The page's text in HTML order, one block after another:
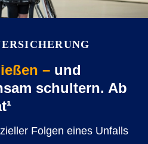
– und
schultern. Ab
Folgen eines Unfalls